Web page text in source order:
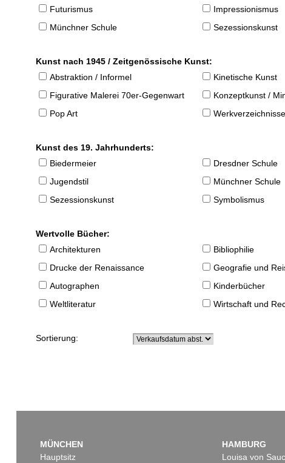
Futurismus
Impressionismus
Münchner Schule
Sezessionskunst
Kunst nach 1945 / Zeitgenössische Kunst:
Abstraktion / Informel
Kinetische Kunst
Figurative Malerei 70er-Gegenwart
Konzeptkunst /
Pop Art
Werkverzeichnisse
Kunst des 19. Jahrhunderts:
Biedermeier
Dresdner Schule
Jugendstil
Münchner Schule
Sezessionskunst
Symbolismus
Wertvolle Bücher:
Architekturen
Bibliophilie
Drucke der Renaissance
Geografie und
Autographen
Kinderbücher
Weltliteratur
Wirtschaft und
Sortierung:
MÜNCHEN
Hauptsitz
HAMBURG
Louisa von